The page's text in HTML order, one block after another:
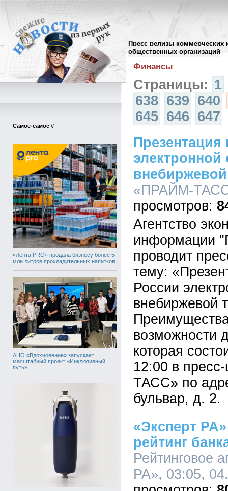
Пресс релизы коммерческих
общественных организаций
Самое-самое //
«Лента PRO» продала бизнесу более 5
млн литров прохладительных напитков
АНО «Вдохновение» запускает
масштабный проект «Инклюзивный
путь»
Архив пресс-релизов//
Финансы
Страницы: 1
638 639 640
645 646 647
электронной
«ПРАЙМ-
Агентство
информации
проводит
тему:
России
внебиржевой
возможности
которая
12:00 в
ТАСС» по
бульвар, д. 2.
«Эксперт
рейтинг
Рейтинговое
РА», 03:05,